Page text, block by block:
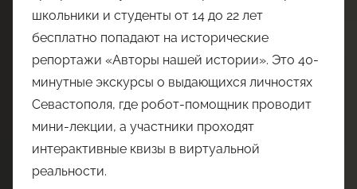
школьники и студенты от 14 до 22 лет
бесплатно попадают на исторические
репортажи «Авторы нашей истории». Это 40-
минутные экскурсы о выдающихся личностях
Севастополя, где робот-помощник проводит
мини-лекции, а участники проходят
интерактивные квизы в виртуальной
реальности.